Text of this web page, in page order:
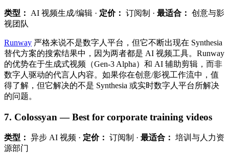
类型： AI 视频生成/编辑 · 定价： 订阅制 · 最适合： 创意与影
视团队
Runway 严格来说不是数字人平台，但它不断出现在 Synthesia
替代方案的搜索结果中，因为两者都是 AI 视频工具。Runway
的优势在于生成式视频（Gen-3 Alpha）和 AI 辅助剪辑，而非
数字人驱动的代言人内容。如果你在创意/影视工作流中，值
得了解，但它解决的不是 Synthesia 或实时数字人平台所解决
的问题。
7. Colossyan — Best for corporate training videos
类型： 异步 AI 视频 · 定价： 订阅制 · 最适合： 培训与人力资
源部门